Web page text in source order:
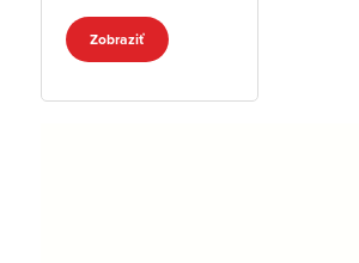
Zobraziť